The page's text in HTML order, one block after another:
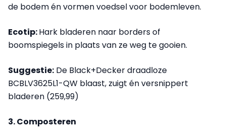
de bodem én vormen voedsel voor bodemleven.
Ecotip:Hark bladeren naar borders of
boomspiegels in plaats van ze weg te gooien.
Suggestie: De Black+Decker draadloze
BCBLV3625L1-QW blaast, zuigt én versnippert
bladeren (259,99)
3. Composteren